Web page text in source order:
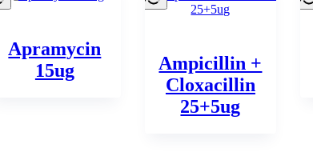
Apramycin
15ug
Ampicillin +
Cloxacillin
25+5ug